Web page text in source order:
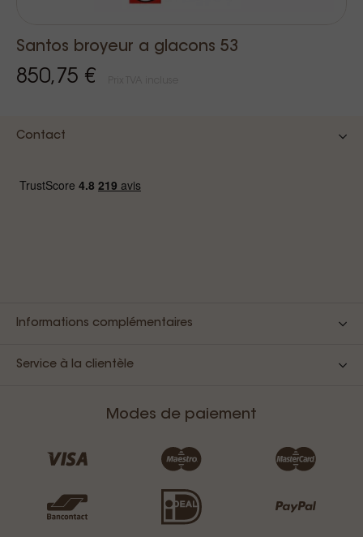
Santos broyeur a glacons 53
850,75 €
Contact
Informations complémentaires
Service à la clientèle
Modes de paiement